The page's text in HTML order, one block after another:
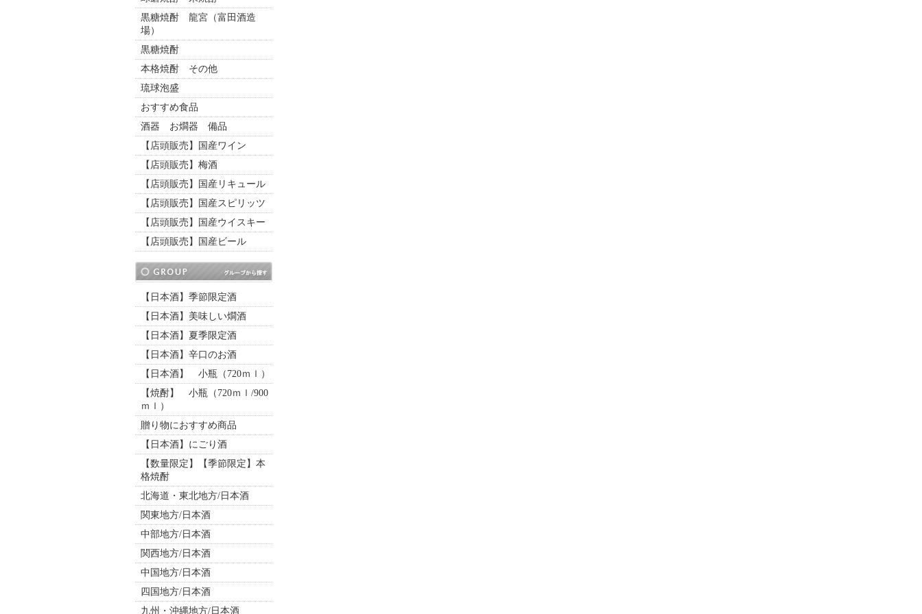
黒糖焼酎 龍宮（富田酒造
場）
黒糖焼酎
本格焼酎 その他
琉球泡盛
おすすめ食品
酒器 お燗器 備品
【店頭販売】国産ワイン
【店頭販売】梅酒
【店頭販売】国産リキュール
【店頭販売】国産スピリッツ
【店頭販売】国産ウイスキー
【店頭販売】国産ビール
【日本酒】季節限定酒
【日本酒】美味しい燗酒
【日本酒】夏季限定酒
【日本酒】辛口のお酒
【日本酒】 小瓶（720ｍｌ）
【焼酎】 小瓶（720ｍｌ/900
ｍｌ）
贈り物におすすめ商品
【日本酒】にごり酒
【数量限定】【季節限定】本
格焼酎
北海道・東北地方/日本酒
関東地方/日本酒
中部地方/日本酒
関西地方/日本酒
中国地方/日本酒
四国地方/日本酒
九州・沖縄地方/日本酒